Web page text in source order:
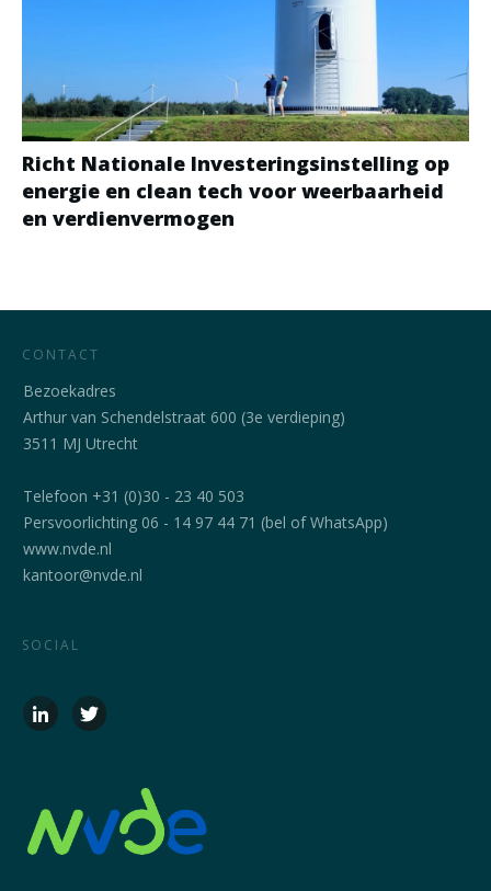
Richt Nationale Investeringsinstelling op
energie en clean tech voor weerbaarheid
en verdienvermogen
CONTACT
Bezoekadres
Arthur van Schendelstraat 600 (3e verdieping)
3511 MJ Utrecht
Telefoon +31 (0)30 - 23 40 503
Persvoorlichting 06 - 14 97 44 71 (bel of WhatsApp)
www.nvde.nl
kantoor@nvde.nl
SOCIAL